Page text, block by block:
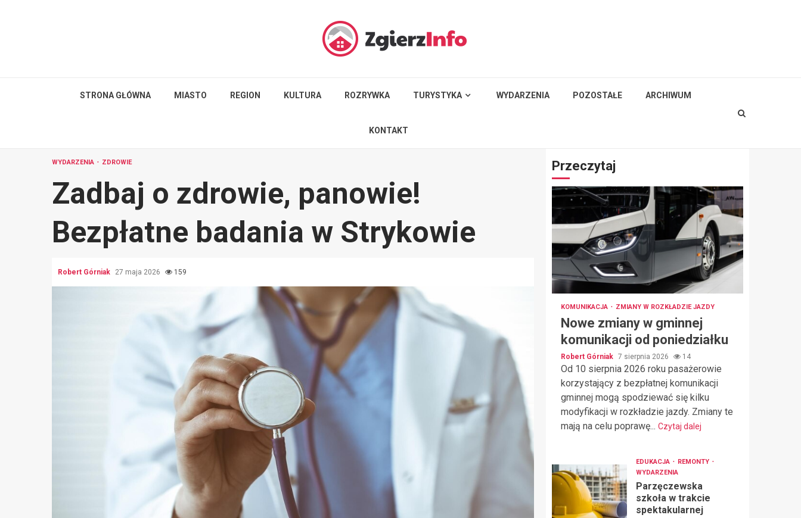
STRONA GŁÓWNA MIASTO REGION KULTURA ROZRYWKA TURYSTYKA WYDARZENIA POZOSTAŁE ARCHIWUM
KONTAKT
WYDARZENIA ZDROWIE
Zadbaj o zdrowie, panowie!
Bezpłatne badania w Strykowie
Robert Górniak 27 maja 2026 159
Przeczytaj
KOMUNIKACJA ZMIANY W ROZKŁADZIE JAZDY
Nowe zmiany w gminnej
komunikacji od poniedziałku
Robert Górniak 7 sierpnia 2026 14
Od 10 sierpnia 2026 roku pasażerowie
korzystający z bezpłatnej komunikacji
gminnej mogą spodziewać się kilku
modyfikacji w rozkładzie jazdy. Zmiany te
mają na celu poprawę... Czytaj dalej
EDUKACJA
REMONTY
WYDARZENIA
Parzęczewska
szkoła w trakcie
spektakularnej